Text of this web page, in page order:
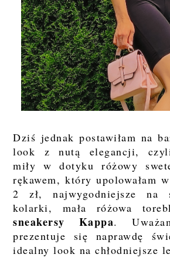
Dziś jednak postawiłam na
look z nutą elegancji, czyli
miły w dotyku różowy
rękawem, który upolowałam
2 zł, najwygodniejsze na
kolarki, mała różowa
sneakersy Kappa.
prezentuje się naprawdę
idealny look na chłodniejsze